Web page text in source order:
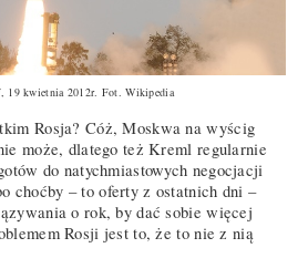
19 kwietnia 2012r. Fot. Wikipedia
Rosja? Cóż, Moskwa na wyścig
może, dlatego też Kreml regularnie
do natychmiastowych negocjacji
choćby – to oferty z ostatnich dni –
o rok, by dać sobie więcej
Rosji jest to, że to nie z nią